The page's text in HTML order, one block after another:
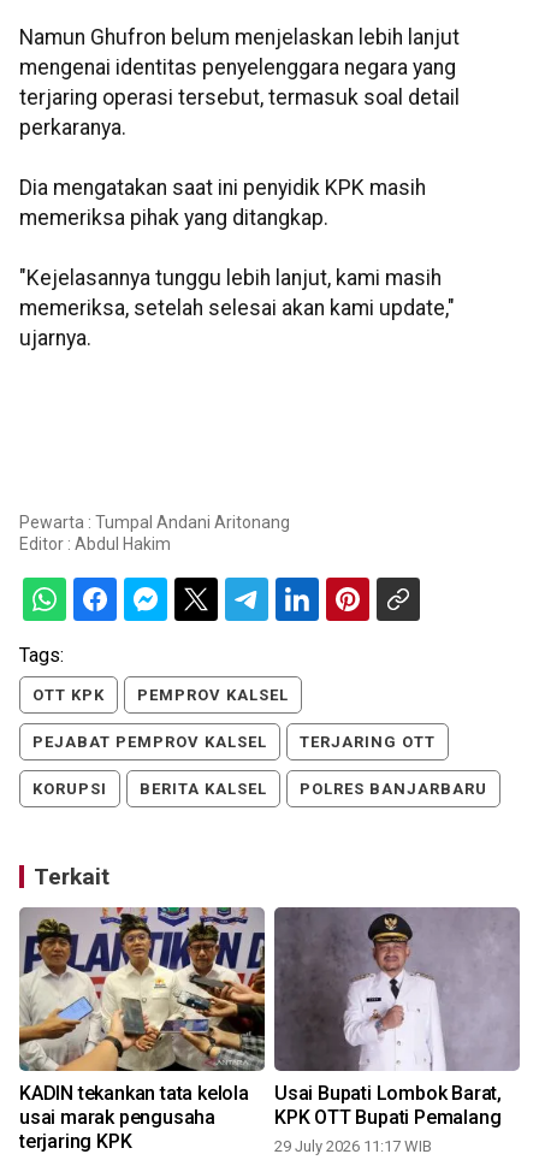
Namun Ghufron belum menjelaskan lebih lanjut
mengenai identitas penyelenggara negara yang
terjaring operasi tersebut, termasuk soal detail
perkaranya.
Dia mengatakan saat ini penyidik KPK masih
memeriksa pihak yang ditangkap.
"Kejelasannya tunggu lebih lanjut, kami masih
memeriksa, setelah selesai akan kami update,"
ujarnya.
Pewarta : Tumpal Andani Aritonang
Editor : Abdul Hakim
Tags:
OTT KPK PEMPROV KALSEL
PEJABAT PEMPROV KALSEL TERJARING OTT
KORUPSI BERITA KALSEL POLRES BANJARBARU
Terkait
KADIN tekankan tata kelola
usai marak pengusaha
terjaring KPK
Usai Bupati Lombok Barat,
KPK OTT Bupati Pemalang
29 July 2026 11:17 WIB